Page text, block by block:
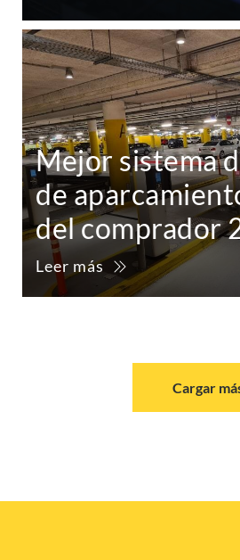
Mejor sistema
de
del comprador
Leer más
Cargar